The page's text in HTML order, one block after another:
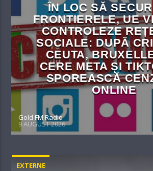
ÎN LOC SĂ
FRONTIERELE, UE
CONTROLEZE
SOCIALE: DUPĂ
CEUTA,
CERE META ȘI
SPOREASCĂ
ONLINE
Gold FM Radio
9 AUGUST 2026
EXTERNE